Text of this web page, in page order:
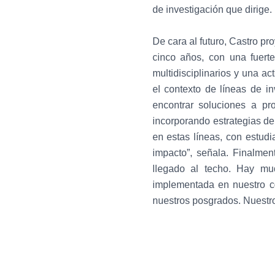
de investigación que dirige.
De cara al futuro, Castro
cinco años, con una
multidisciplinarios y una
el contexto de líneas de
encontrar soluciones a
incorporando estrategias
en estas líneas, con
impacto”, señala.
llegado al techo. Hay
implementada en nuestro
nuestros posgrados.